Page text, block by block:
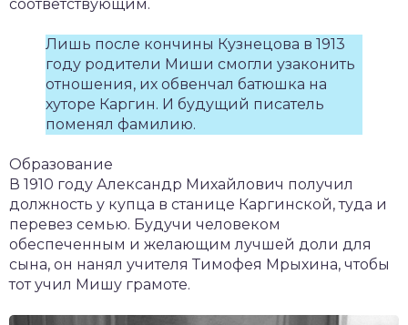
соответствующим.
Лишь после кончины Кузнецова в 1913
году родители Миши смогли узаконить
отношения, их обвенчал батюшка на
хуторе Каргин. И будущий писатель
поменял фамилию.
Образование
В 1910 году Александр Михайлович получил
должность у купца в станице Каргинской, туда и
перевез семью. Будучи человеком
обеспеченным и желающим лучшей доли для
сына, он нанял учителя Тимофея Мрыхина, чтобы
тот учил Мишу грамоте.